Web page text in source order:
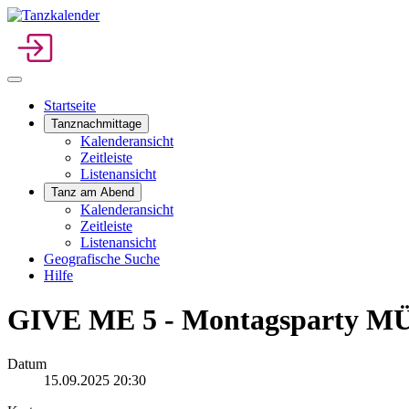
Startseite
Tanznachmittage
Kalenderansicht
Zeitleiste
Listenansicht
Tanz am Abend
Kalenderansicht
Zeitleiste
Listenansicht
Geografische Suche
Hilfe
GIVE ME 5 - Montagsparty
Datum
15.09.2025 20:30